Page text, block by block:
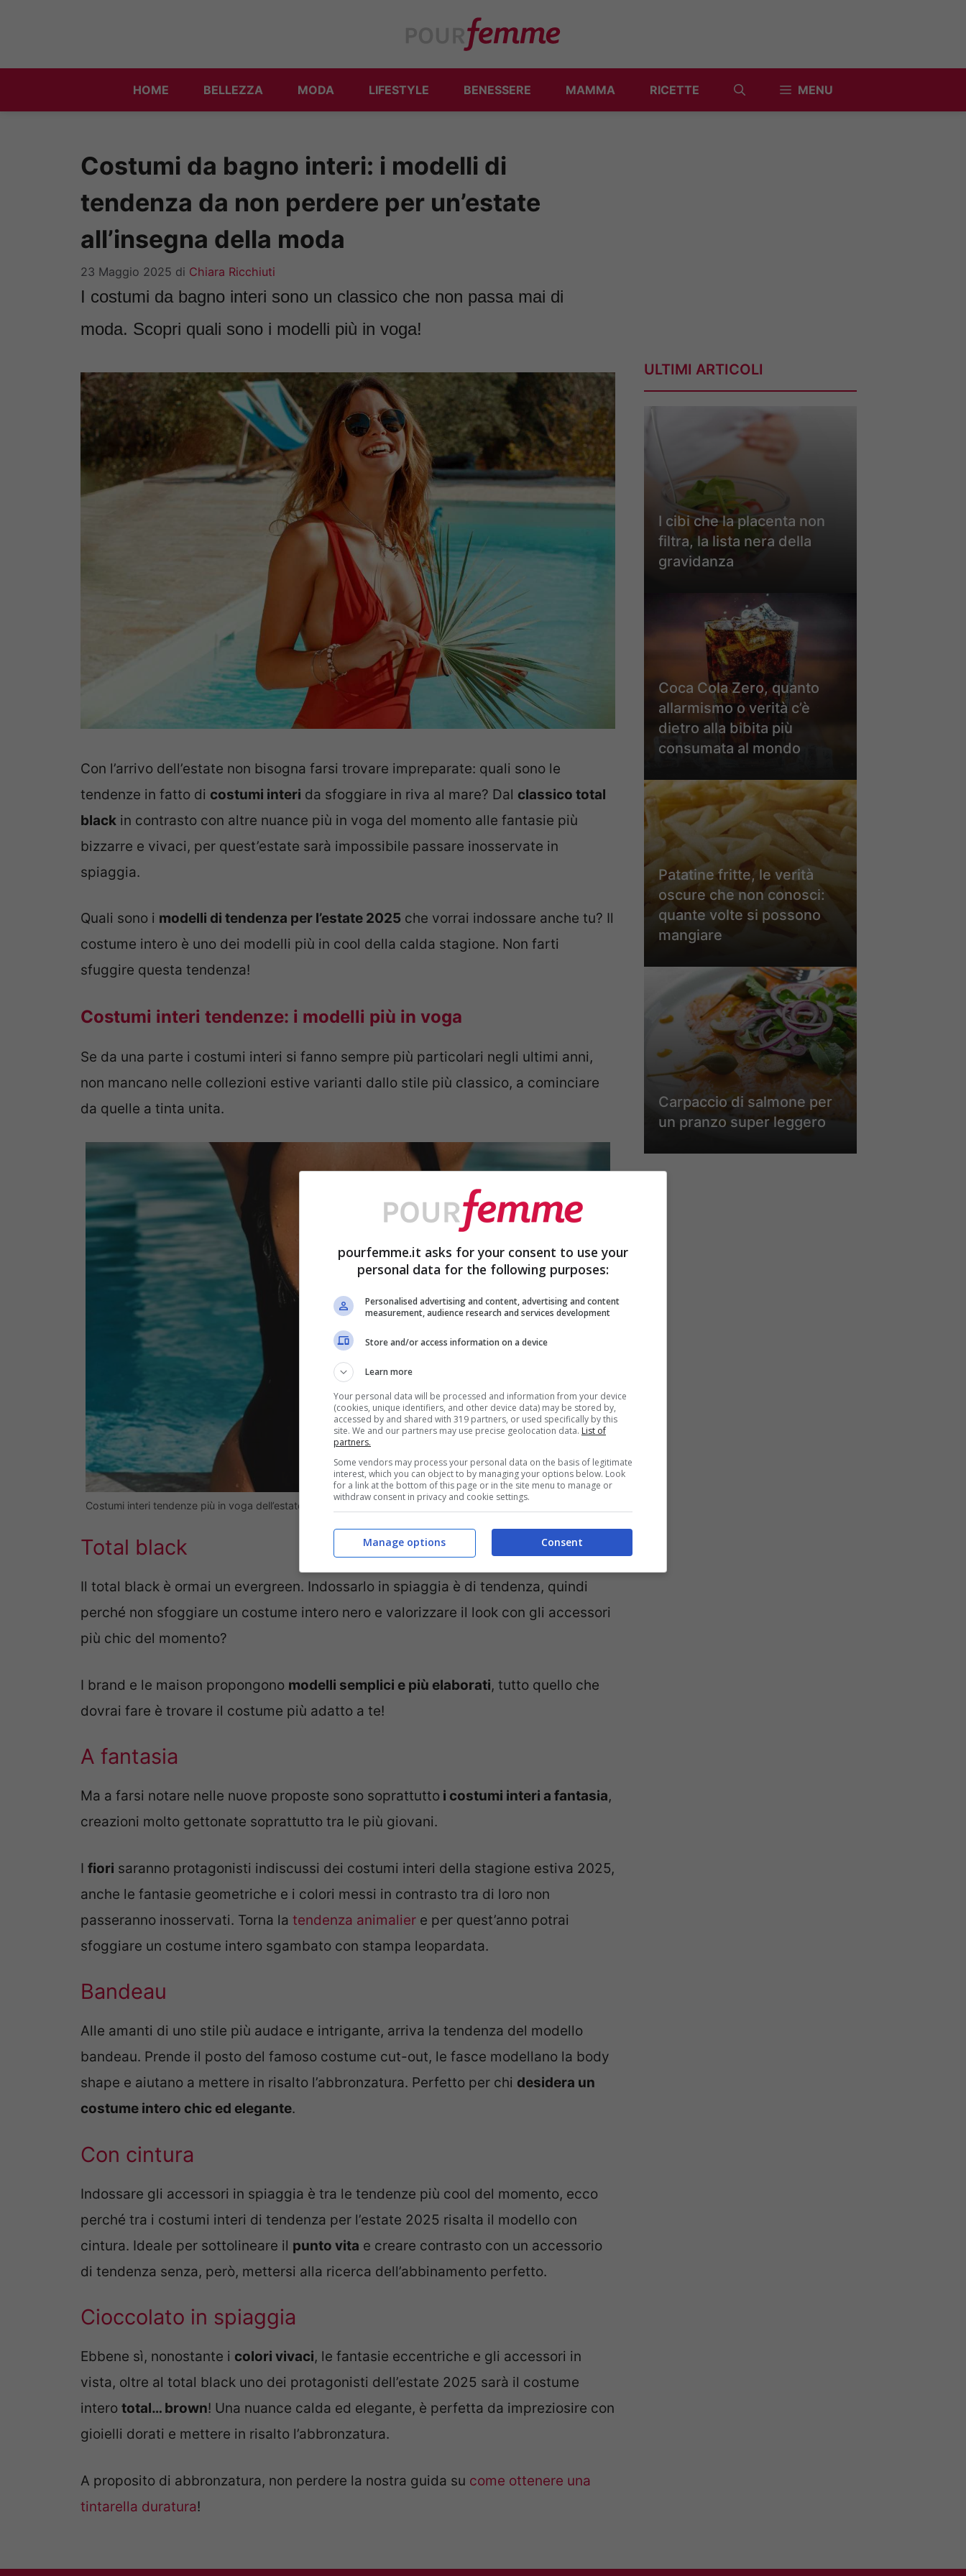
HOME BELLEZZA MODA LIFESTYLE BENESSERE MAMMA RICETTE MENU
Costumi da bagno interi: i modelli di
tendenza da non perdere per un’estate
all’insegna della moda
23 Maggio 2025 di Chiara Ricchiuti
I costumi da bagno interi sono un classico che non passa mai di
moda. Scopri quali sono i modelli più in voga!
Con l’arrivo dell’estate non bisogna farsi trovare impreparate: quali sono le
tendenze in fatto di costumi interi da sfoggiare in riva al mare? Dal classico total
black in contrasto con altre nuance più in voga del momento alle fantasie più
bizzarre e vivaci, per quest’estate sarà impossibile passare inosservate in
spiaggia.
Quali sono i modelli di tendenza per l’estate 2025 che vorrai indossare anche tu? Il
costume intero è uno dei modelli più in cool della calda stagione. Non farti
sfuggire questa tendenza!
Costumi interi tendenze: i modelli più in voga
Se da una parte i costumi interi si fanno sempre più particolari negli ultimi anni,
non mancano nelle collezioni estive varianti dallo stile più classico, a cominciare
da quelle a tinta unita.
Costumi interi tendenze più in voga dell’estate 2025 – Pourfemme.it
Total black
Il total black è ormai un evergreen. Indossarlo in spiaggia è di tendenza, quindi
perché non sfoggiare un costume intero nero e valorizzare il look con gli accessori
più chic del momento?
I brand e le maison propongono modelli semplici e più elaborati, tutto quello che
dovrai fare è trovare il costume più adatto a te!
A fantasia
Ma a farsi notare nelle nuove proposte sono soprattutto i costumi interi a fantasia,
creazioni molto gettonate soprattutto tra le più giovani.
I fiori saranno protagonisti indiscussi dei costumi interi della stagione estiva 2025,
anche le fantasie geometriche e i colori messi in contrasto tra di loro non
passeranno inosservati. Torna la tendenza animalier e per quest’anno potrai
sfoggiare un costume intero sgambato con stampa leopardata.
Bandeau
Alle amanti di uno stile più audace e intrigante, arriva la tendenza del modello
bandeau. Prende il posto del famoso costume cut-out, le fasce modellano la body
shape e aiutano a mettere in risalto l’abbronzatura. Perfetto per chi desidera un
costume intero chic ed elegante.
Con cintura
Indossare gli accessori in spiaggia è tra le tendenze più cool del momento, ecco
perché tra i costumi interi di tendenza per l’estate 2025 risalta il modello con
cintura. Ideale per sottolineare il punto vita e creare contrasto con un accessorio
di tendenza senza, però, mettersi alla ricerca dell’abbinamento perfetto.
Cioccolato in spiaggia
Ebbene sì, nonostante i colori vivaci, le fantasie eccentriche e gli accessori in
vista, oltre al total black uno dei protagonisti dell’estate 2025 sarà il costume
intero total… brown! Una nuance calda ed elegante, è perfetta da impreziosire con
gioielli dorati e mettere in risalto l’abbronzatura.
A proposito di abbronzatura, non perdere la nostra guida su come ottenere una
tintarella duratura!
ULTIMI ARTICOLI
I cibi che la placenta non
filtra, la lista nera della
gravidanza
Coca Cola Zero, quanto
allarmismo o verità c’è
dietro alla bibita più
consumata al mondo
Patatine fritte, le verità
oscure che non conosci:
quante volte si possono
mangiare
Carpaccio di salmone per
un pranzo super leggero
pourfemme.it asks for your consent to use your
personal data for the following purposes:
Personalised advertising and content, advertising and content
measurement, audience research and services development
Store and/or access information on a device
Learn more
Your personal data will be processed and information from your device
(cookies, unique identifiers, and other device data) may be stored by,
accessed by and shared with 319 partners, or used specifically by this
site. We and our partners may use precise geolocation data. List of
partners.
Some vendors may process your personal data on the basis of legitimate
interest, which you can object to by managing your options below. Look
for a link at the bottom of this page or in the site menu to manage or
withdraw consent in privacy and cookie settings.
Consent
Manage options